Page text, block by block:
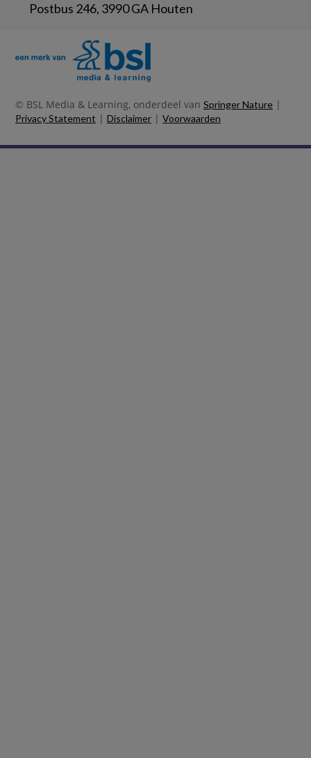
Postbus 246, 3990 GA Houten
© BSL Media & Learning, onderdeel van Springer Nature |
Privacy Statement | Disclaimer | Voorwaarden